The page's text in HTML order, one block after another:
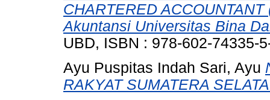
CHARTERED
Akuntansi Universitas Bina
UBD, ISBN : 978-602-74335-
Ayu Puspitas Indah Sari, Ayu
RAKYAT SUMATERA